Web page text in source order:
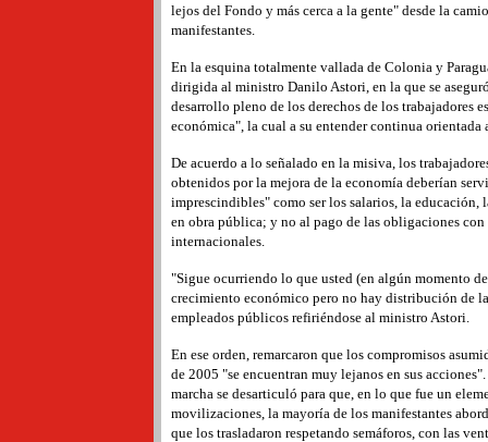
lejos del Fondo y más cerca a la gente"­ desde la
manifestantes.
En la esquina totalmente vallada de Colonia y
dirigida al ministro Danilo Astori, en la que se
desarrollo pleno de los derechos de los trabajadores
económica", la cual a su entender continua orientada
De acuerdo a lo señalado en la misiva, los
obtenidos por la mejora de la economía deberían
imprescindibles" como ser los salarios, la
en obra pública; y no al pago de las obligaciones
internacionales.
"Sigue ocurriendo lo que usted (en algún momento
crecimiento económico pero no hay distribución de
empleados públicos refiriéndose al ministro Astori.
En ese orden, remarcaron que los compromisos
de 2005 "se encuentran muy lejanos en sus
marcha se desarticuló para que, en lo que fue un
movilizaciones, la mayoría de los manifestantes
que los trasladaron ­respetando semáforos, con las